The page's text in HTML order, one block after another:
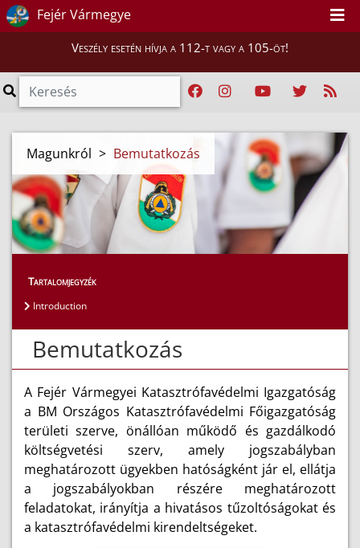
Fejér Vármegye
Veszély esetén hívja a 112-t vagy a 105-öt!
Magunkról > Bemutatkozás
Tartalomjegyzék
Introduction
Bemutatkozás
A Fejér Vármegyei Katasztrófavédelmi Igazgatóság
a BM Országos Katasztrófavédelmi Főigazgatóság
területi szerve, önállóan működő és gazdálkodó
költségvetési szerv, amely jogszabályban
meghatározott ügyekben hatóságként jár el, ellátja
a jogszabályokban részére meghatározott
feladatokat, irányítja a hivatásos tűzoltóságokat és
a katasztrófavédelmi kirendeltségeket.